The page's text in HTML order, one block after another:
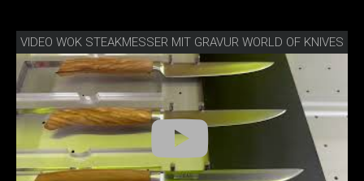
VIDEO WOK STEAKMESSER MIT GRAVUR WORLD OF KNIVES